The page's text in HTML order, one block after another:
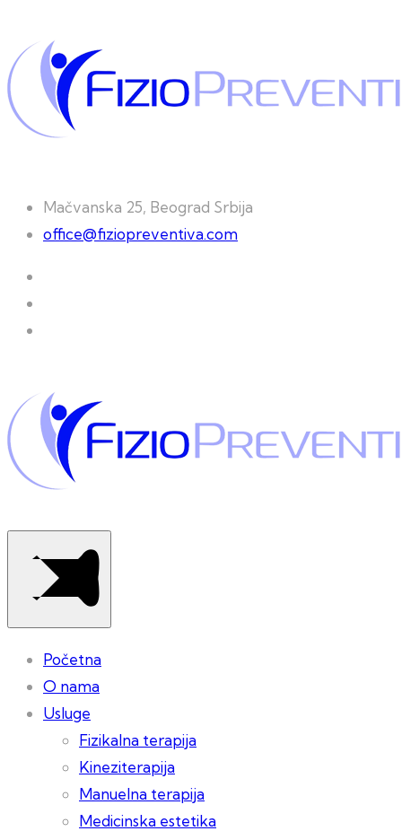
Mačvanska 25, Beograd Srbija
office@fiziopreventiva.com
Početna
O nama
Usluge
Fizikalna terapija
Kineziterapija
Manuelna terapija
Medicinska estetika